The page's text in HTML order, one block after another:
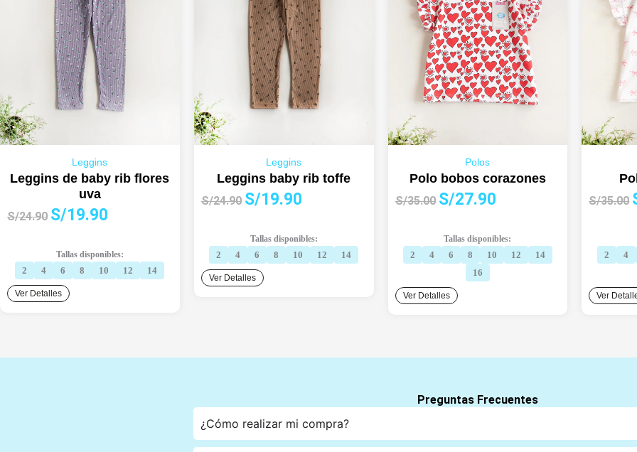
Leggins
Leggins de baby rib flores
uva
S/24.90 El
era:
S/24.90.
S/19.90
es:
S/19.90.
Tallas disponibles:
2 4 6 8 10 12 14
Ver Detalles
Leggins
Leggins baby rib toffe
S/24.90 El
era:
S/24.90.
S/19.90El
es:
S/19.90.
Tallas disponibles:
2 4 6 8 10 12 14
Ver Detalles
Polos
Polo bobos corazones
S/35.00 El
era:
S/35.00.
S/27.90El
es:
S/27.90.
Tallas disponibles:
2 4 6 8 10 12
14
16
Ver Detalles
S/35.00
2 4
Ver
Preguntas Frecuentes
¿Cómo realizar mi compra?